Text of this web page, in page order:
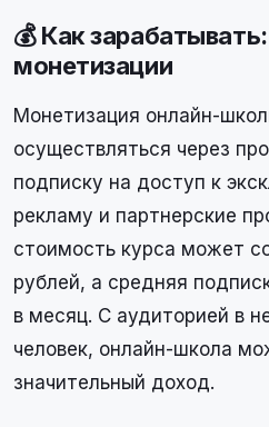
💰 Как
монетизации
Монетизация онлайн-
осуществляться через
подписку на доступ к
рекламу и партнерские
стоимость курса может
рублей, а средняя
в месяц. С аудиторией в
человек, онлайн-школа
значительный доход.